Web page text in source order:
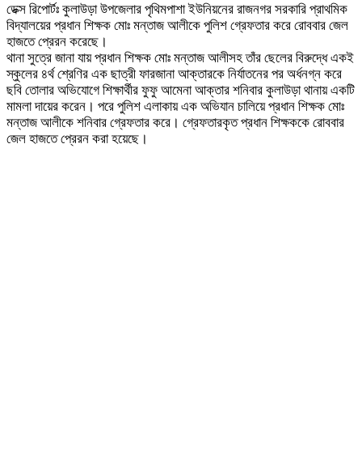
ডেক্স রিপোর্টঃ কুলাউড়া উপজেলার পৃথিমপাশা ইউনিয়নের রাজনগর সরকারি প্রাথমিক
বিদ্যালয়ের প্রধান শিক্ষক মোঃ মন্তাজ আলীকে পুলিশ গ্রেফতার করে রোববার জেল
হাজতে প্রেরন করেছে।
থানা সুত্রে জানা যায় প্রধান শিক্ষক মোঃ মন্তাজ আলীসহ তাঁর ছেলের বিরুদ্ধে একই
স্কুলের ৪র্থ শ্রেণির এক ছাত্রী ফারজানা আক্তারকে নির্যাতনের পর অর্ধনগ্ন করে
ছবি তোলার অভিযোগে শিক্ষার্থীর ফুফু আমেনা আক্তার শনিবার কুলাউড়া থানায় একটি
মামলা দায়ের করেন। পরে পুলিশ এলাকায় এক অভিযান চালিয়ে প্রধান শিক্ষক মোঃ
মন্তাজ আলীকে শনিবার গ্রেফতার করে। গ্রেফতারকৃত প্রধান শিক্ষককে রোববার
জেল হাজতে প্রেরন করা হয়েছে।